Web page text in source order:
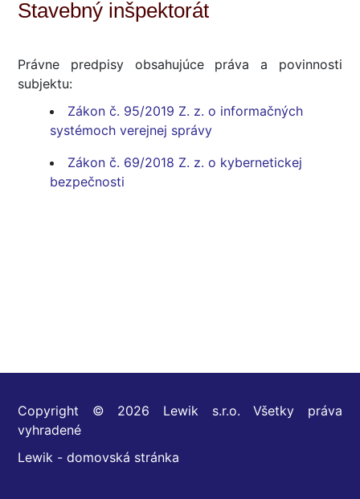
Stavebný inšpektorát
Právne predpisy obsahujúce práva a povinnosti
subjektu:
Zákon č. 95/2019 Z. z. o informačných
systémoch verejnej správy
Zákon č. 69/2018 Z. z. o kybernetickej
bezpečnosti
Copyright © 2026 Lewik s.r.o. Všetky práva
vyhradené
Lewik - domovská stránka